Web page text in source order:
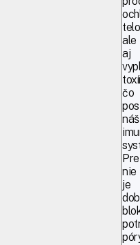
ale
aj
čo
náš
nie
je